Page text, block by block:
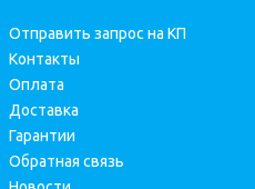
Отправить запрос на КП
Контакты
Оплата
Доставка
Гарантии
Обратная связь